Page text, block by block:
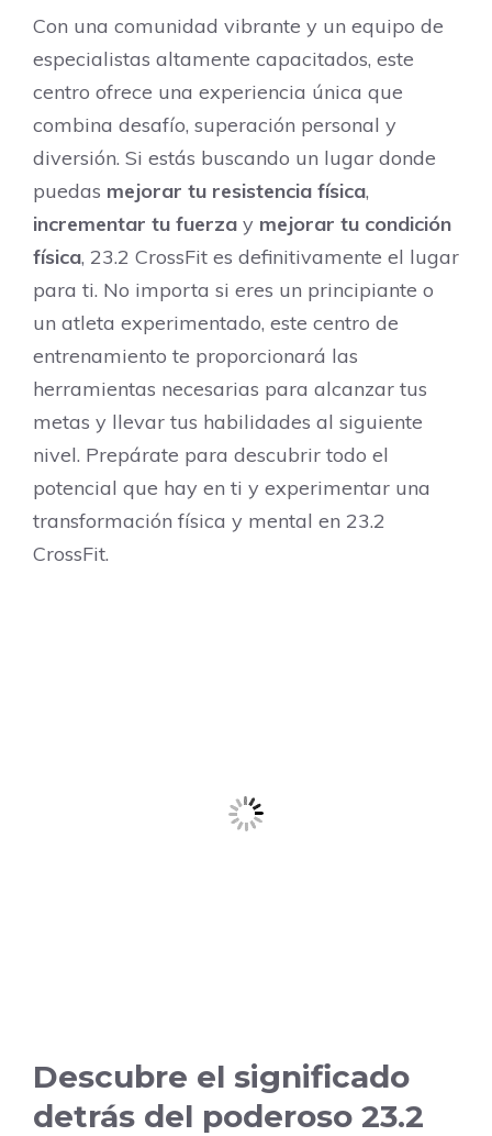
Con una comunidad vibrante y un equipo de
especialistas altamente capacitados, este
centro ofrece una experiencia única que
combina desafío, superación personal y
diversión. Si estás buscando un lugar donde
puedas mejorar tu resistencia física,
incrementar tu fuerza y mejorar tu condición
física, 23.2 CrossFit es definitivamente el lugar
para ti. No importa si eres un principiante o
un atleta experimentado, este centro de
entrenamiento te proporcionará las
herramientas necesarias para alcanzar tus
metas y llevar tus habilidades al siguiente
nivel. Prepárate para descubrir todo el
potencial que hay en ti y experimentar una
transformación física y mental en 23.2
CrossFit.
Descubre el significado
detrás del poderoso 23.2